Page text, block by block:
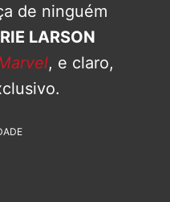
de ninguém
LARSON
, e claro,